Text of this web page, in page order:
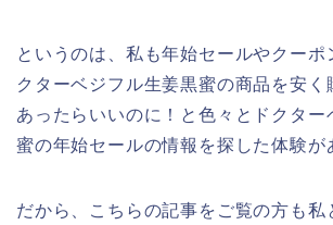
というのは、私も年始セールやクーポ
クターベジフル生姜黒蜜の商品を安く
あったらいいのに！と色々とドクター
蜜の年始セールの情報を探した体験が
だから、こちらの記事をご覧の方も私